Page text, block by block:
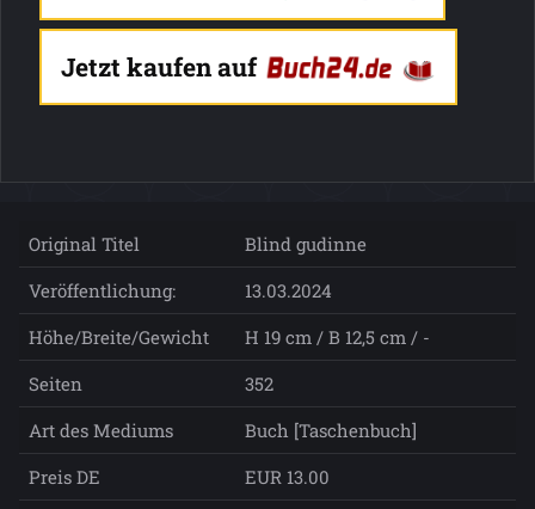
Jetzt kaufen auf
Original Titel
Blind gudinne
Veröffentlichung:
13.03.2024
Höhe/Breite/Gewicht
H 19 cm / B 12,5 cm / -
Seiten
352
Art des Mediums
Buch [Taschenbuch]
Preis DE
EUR 13.00